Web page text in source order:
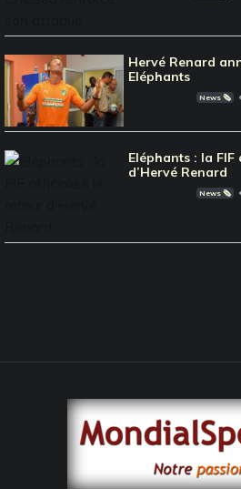
Hervé Renard
Eléphants
News 🗞️
Eléphants : la
d’Hervé Renard
News 🗞️